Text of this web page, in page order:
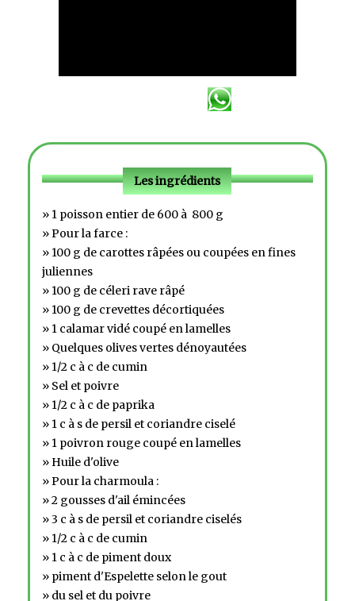
Les ingrédients
» 1 poisson entier de 600 à 800 g
» Pour la farce :
» 100 g de carottes râpées ou coupées en fines
juliennes
» 100 g de céleri rave râpé
» 100 g de crevettes décortiquées
» 1 calamar vidé coupé en lamelles
» Quelques olives vertes dénoyautées
» 1/2 c à c de cumin
» Sel et poivre
» 1/2 c à c de paprika
» 1 c à s de persil et coriandre ciselé
» 1 poivron rouge coupé en lamelles
» Huile d'olive
» Pour la charmoula :
» 2 gousses d'ail émincées
» 3 c à s de persil et coriandre ciselés
» 1/2 c à c de cumin
» 1 c à c de piment doux
» piment d'Espelette selon le gout
» du sel et du poivre